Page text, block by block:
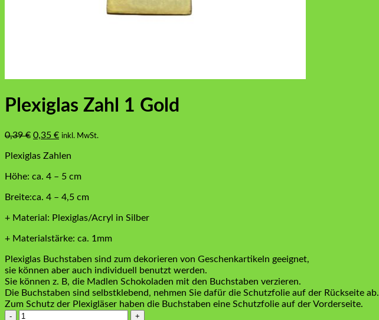
Plexiglas Zahl 1 Gold
0,39€ Ursprünglicher
war:
0,35 €Aktueller
ist:
inkl. MwSt.
Plexiglas Zahlen
Höhe: ca. 4 – 5 cm
Breite:ca. 4 – 4,5 cm
+ Material: Plexiglas/Acryl in Silber
+ Materialstärke: ca. 1mm
Plexiglas Buchstaben sind zum dekorieren von Geschenkartikeln geeignet,
sie können aber auch individuell benutzt werden.
Sie können z. B, die Madlen Schokoladen mit den Buchstaben verzieren.
Die Buchstaben sind selbstklebend, nehmen Sie dafür die Schutzfolie auf der Rückseite ab.
Zum Schutz der Plexigläser haben die Buchstaben eine Schutzfolie auf der Vorderseite.
Plexiglas